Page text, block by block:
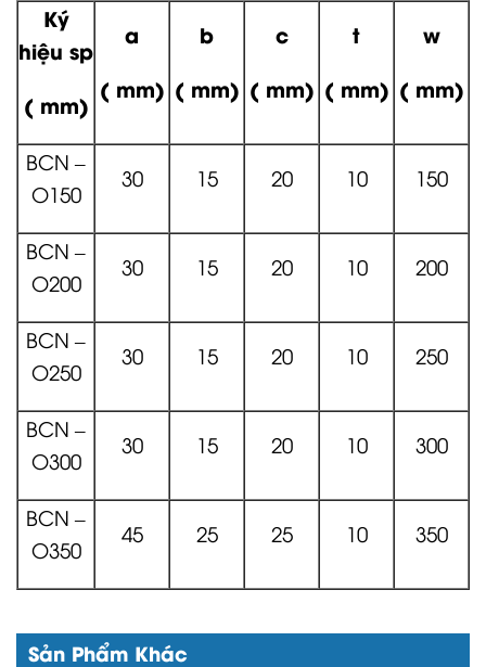
Ký
hiệu sp
( mm)
a
( mm)
b
( mm)
c
( mm)
t
( mm)
w
( mm)
BCN –
O150
30 15 20 10 150
BCN –
O200
30 15 20 10 200
BCN –
O250
30 15 20 10 250
BCN –
O300
30 15 20 10 300
BCN –
O350
45 25 25 10 350
Sản Phẩm Khác